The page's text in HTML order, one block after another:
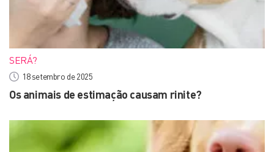
SERÁ?
18 setembro de 2025
Os animais de estimação causam rinite?